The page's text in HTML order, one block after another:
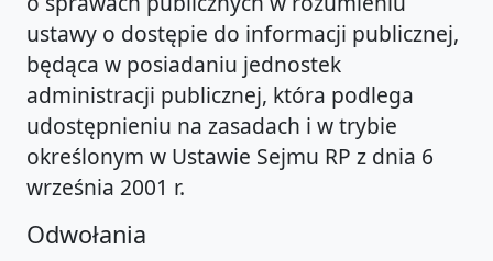
ustawy o dostępie do informacji publicznej,
będąca w posiadaniu jednostek
administracji publicznej, która podlega
udostępnieniu na zasadach i w trybie
określonym w Ustawie Sejmu RP z dnia 6
września 2001 r.
Odwołania